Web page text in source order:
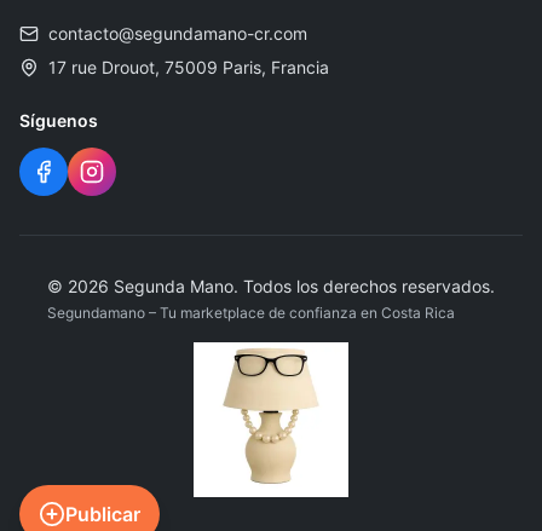
contacto@segundamano-cr.com
17 rue Drouot, 75009 Paris, Francia
Síguenos
© 2026 Segunda Mano. Todos los derechos reservados.
Segundamano – Tu marketplace de confianza en Costa Rica
Publicar